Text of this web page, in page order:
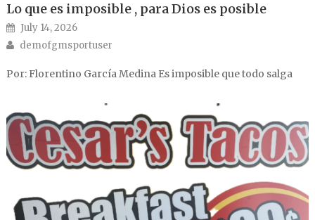
Lo que es imposible , para Dios es posible
Posted on
July 14, 2026
Author
demofgmsportuser
Por: Florentino García Medina Es imposible que todo salga